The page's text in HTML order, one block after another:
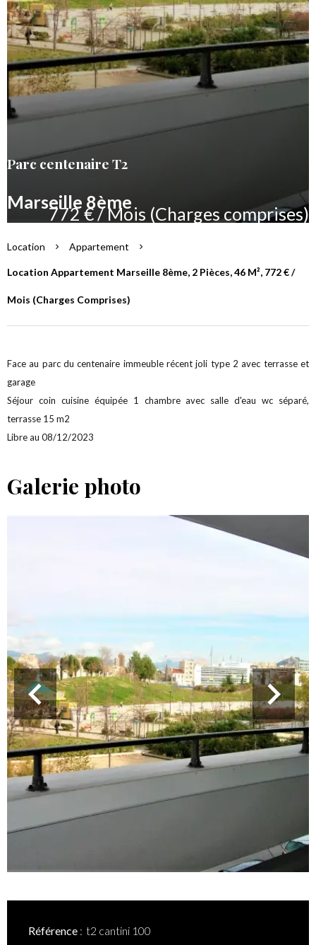
Parc centenaire T2
Marseille 8ème
772 € / Mois (Charges comprises)
Location Appartement
Location Appartement Marseille 8ème, 2 Pièces, 46 M², 772 € /
Mois (Charges Comprises)
Face au parc du centenaire immeuble récent joli type 2 avec terrasse et
garage
Séjour coin cuisine équipée 1 chambre avec salle d'eau wc séparé,
terrasse 15 m2
Libre au 08/12/2023
Galerie photo
Référence
t2 cantini 100